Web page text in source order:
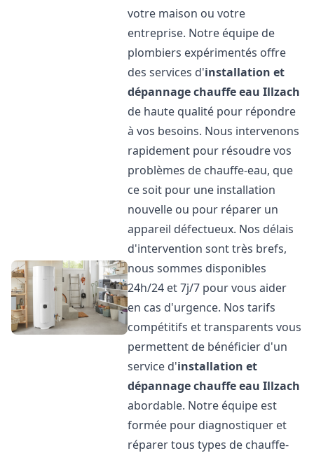
votre maison ou votre
entreprise. Notre équipe de
plombiers expérimentés offre
des services d'installation et
dépannage chauffe eau Illzach
de haute qualité pour répondre
à vos besoins. Nous intervenons
rapidement pour résoudre vos
problèmes de chauffe-eau, que
ce soit pour une installation
nouvelle ou pour réparer un
appareil défectueux. Nos délais
d'intervention sont très brefs,
nous sommes disponibles
24h/24 et 7j/7 pour vous aider
en cas d'urgence. Nos tarifs
compétitifs et transparents vous
permettent de bénéficier d'un
service d'installation et
dépannage chauffe eau Illzach
abordable. Notre équipe est
formée pour diagnostiquer et
réparer tous types de chauffe-